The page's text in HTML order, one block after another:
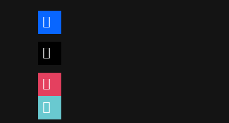
facebook
instagram
tiktok